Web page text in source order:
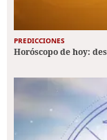
PREDICCIONES
Horóscopo de hoy: